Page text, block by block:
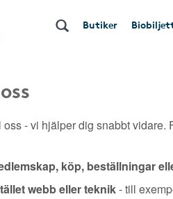
Butiker
- vi hjälper dig snabbt vidare.
köp, beställningar
webb eller teknik- till